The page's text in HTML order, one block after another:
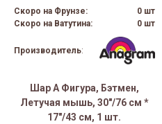
Скоро на Фрунзе:
0 шт
Скоро на Ватутина:
0 шт
Производитель:
Шар А Фигура, Бэтмен,
Летучая мышь, 30"/76 см *
17"/43 см, 1 шт.